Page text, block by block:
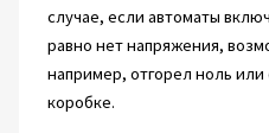
случае, если автоматы
равно нет напряжения,
например, отгорел ноль
коробке.